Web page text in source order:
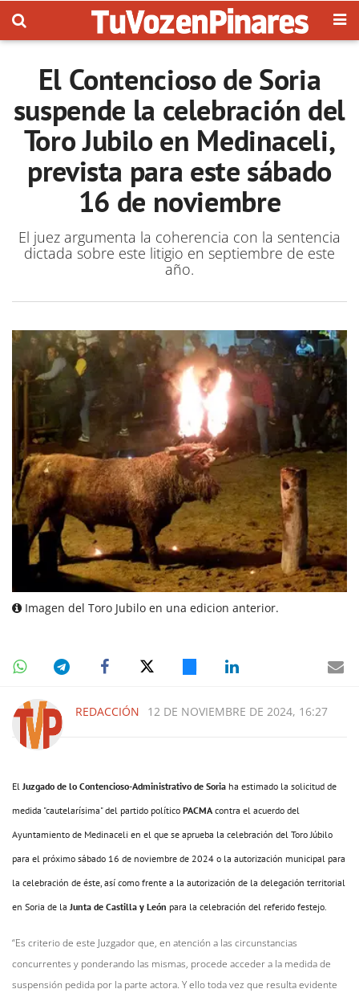
El Contencioso de Soria
suspende la celebración del
Toro Jubilo en Medinaceli,
prevista para este sábado
16 de noviembre
El juez argumenta la coherencia con la sentencia
dictada sobre este litigio en septiembre de este
año.
Imagen del Toro Jubilo en una edicion anterior.
REDACCIÓN 12 DE NOVIEMBRE DE 2024, 16:27
ElJuzgado de lo Contencioso-Administrativo de Soria ha estimado la solicitud de
medida "cautelarísima" del partido político PACMA contra el acuerdo del
Ayuntamiento de Medinaceli en el que se aprueba la celebración del Toro Júbilo
para el próximo sábado 16 de noviembre de 2024 o la autorización municipal para
la celebración de éste, así como frente a la autorización de la delegación territorial
en Soria de la Junta de Castilla y León para la celebración del referido festejo.
“Es criterio de este Juzgador que, en atención a las circunstancias
concurrentes y ponderando las mismas, procede acceder a la medida de
suspensión pedida por la parte actora. Y ello toda vez que resulta evidente